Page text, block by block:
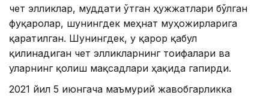
чет элликлар, муддати ўтган ҳужжатлари бўлган
фуқаролар, шунингдек меҳнат муҳожирларига
қаратилган. Шунингдек, у қарор қабул
қилинадиган чет элликларнинг тоифалари ва
уларнинг қолиш мақсадлари ҳақида гапирди.
2021 йил 5 июнгача маъмурий жавобгарликка